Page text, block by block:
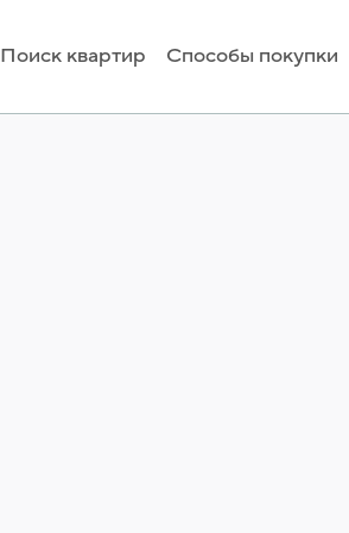
Поиск квартир Способы покупки